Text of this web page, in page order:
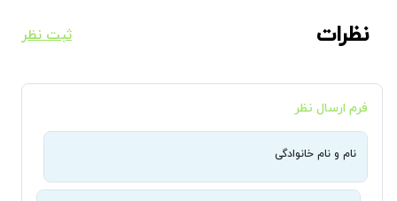
نظرات ثبت نظر
فرم ارسال نظر
نام و نام خانوادگی